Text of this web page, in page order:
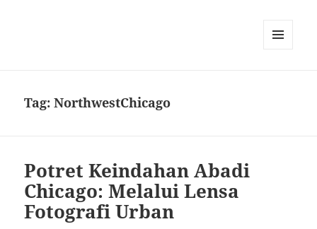
Tag:NorthwestChicago
Potret Keindahan Abadi
Chicago: Melalui Lensa
Fotografi Urban